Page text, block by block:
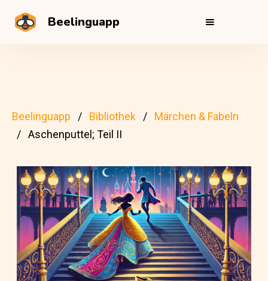
Beelinguapp
Beelinguapp Bibliothek
Märchen & Fabeln
Aschenputtel; Teil II